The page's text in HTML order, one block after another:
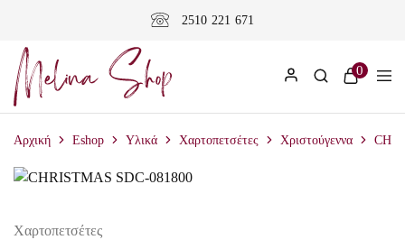
2510 221 671
0
Αρχική Eshop Υλικά Χαρτοπετσέτες Χριστούγεννα
Χαρτοπετσέτες